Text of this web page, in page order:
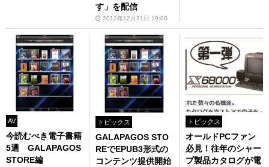
す」を配信
2012年12月21日 19:00
AV
今読むべき電子書籍
5選 GALAPAGOS
STORE編
トピックス
GALAPAGOS STO
REでEPUB3形式の
コンテンツ提供開始
トピックス
オールドPCファン
必見！往年のシャー
プ製品カタログが電